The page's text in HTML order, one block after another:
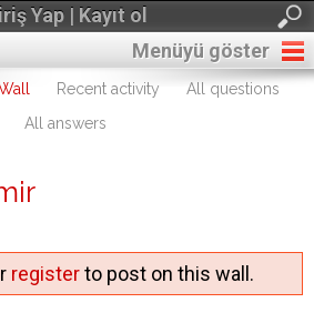
Yap | Kayıt ol
Menüyü göster
Recent activity
All questions
All answers
registerto post on this wall.